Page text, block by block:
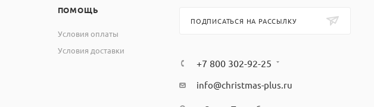
ПОМОЩЬ
Условия оплаты
Условия доставки
ПОДПИСАТЬСЯ НА РАССЫЛКУ
+7 800 302-92-25
info@christmas-plus.ru